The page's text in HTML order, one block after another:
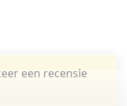
een recensie